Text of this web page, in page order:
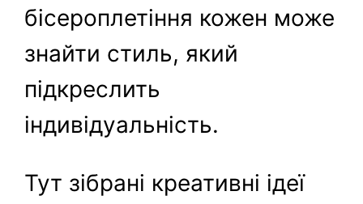
бісероплетіння кожен може
знайти стиль, який
підкреслить
індивідуальність.
Тут зібрані креативні ідеї